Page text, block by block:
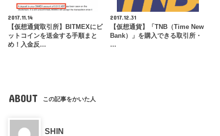
2017.11.14
【仮想通貨取引所】BITMEXにビ
ットコインを送金する手順まと
め！入金反…
2017.12.31
【仮想通貨】「TNB（Time New
Bank）」を購入できる取引所・
…
ABOUT この記事をかいた人
SHIN